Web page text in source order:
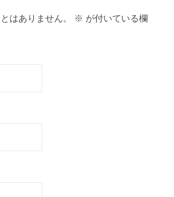
はありません。 ※ が付いている欄